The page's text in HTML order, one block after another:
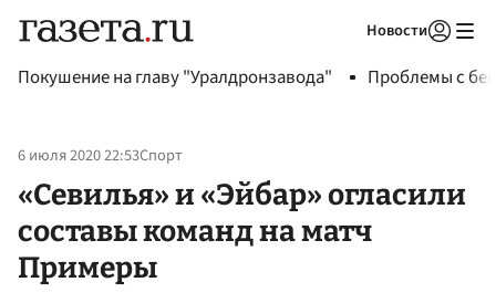
Новости
Покушение на главу "Уралдронзавода" Проблемы с
6 июля 2020 22:53Спорт
«Севилья» и «Эйбар» огласили
составы команд на матч
Примеры